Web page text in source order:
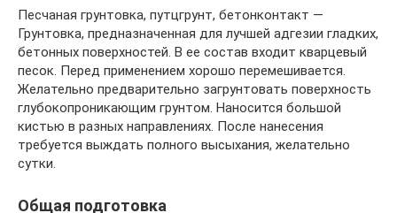
Песчаная грунтовка, путцгрунт, бетонконтакт —
Грунтовка, предназначенная для лучшей адгезии гладких,
бетонных поверхностей. В ее состав входит кварцевый
песок. Перед применением хорошо перемешивается.
Желательно предварительно загрунтовать поверхность
глубокопроникающим грунтом. Наносится большой
кистью в разных направлениях. После нанесения
требуется выждать полного высыхания, желательно
сутки.
Общая подготовка